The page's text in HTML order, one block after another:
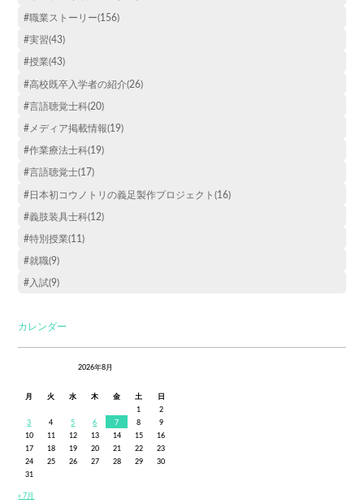
#職業ストーリー(156)
#実習(43)
#授業(43)
#高校既卒入学者の紹介(26)
#言語聴覚士科(20)
#メディア掲載情報(19)
#作業療法士科(19)
#言語聴覚士(17)
#日本初コウノトリの義足製作プロジェクト(16)
#義肢装具士科(12)
#特別授業(11)
#就職(9)
#入試(9)
カレンダー
2026年8月
月 火 水 木 金 土
日
1
2
3
4 5 6 7 8
9
10
11 12 13 14 15
16
17
18 19 20 21 22
23
24
25 26 27 28 29
30
31
« 7月